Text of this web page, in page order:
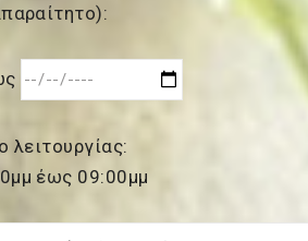
λειτουργίας:
έως 09:00μμ